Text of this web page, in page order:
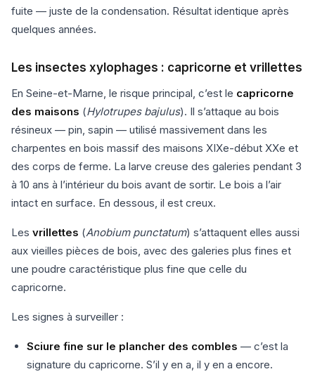
fuite — juste de la condensation. Résultat identique après
quelques années.
Les insectes xylophages : capricorne et vrillettes
En Seine-et-Marne, le risque principal, c’est le capricorne
des maisons (Hylotrupes bajulus). Il s’attaque au bois
résineux — pin, sapin — utilisé massivement dans les
charpentes en bois massif des maisons XIXe-début XXe et
des corps de ferme. La larve creuse des galeries pendant 3
à 10 ans à l’intérieur du bois avant de sortir. Le bois a l’air
intact en surface. En dessous, il est creux.
Les vrillettes (Anobium punctatum) s’attaquent elles aussi
aux vieilles pièces de bois, avec des galeries plus fines et
une poudre caractéristique plus fine que celle du
capricorne.
Les signes à surveiller :
Sciure fine sur le plancher des combles — c’est la
signature du capricorne. S’il y en a, il y en a encore.